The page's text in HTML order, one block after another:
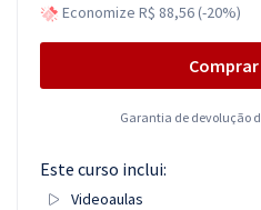
Economize R$ 88,56 (-20%)
Garantia de devolução
Este curso inclui:
Videoaulas